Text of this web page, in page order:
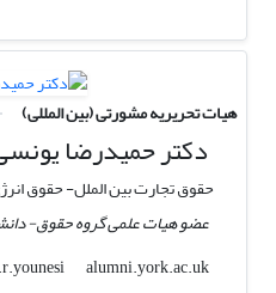
هیات تحریریه مشورتی (بین المللی)
دکتر حمیدرضا
حقوق تجارت بین الملل- حقوق
عضو هیات علمی گروه حقوق-
hamid.r.younesi
alumni.york.ac.uk